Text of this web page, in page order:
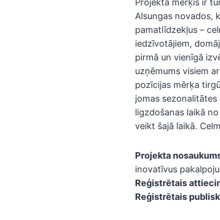
Projekta mērķis ir
Alsungas novados,
pamatlīdzekļus –
iedzīvotājiem,
pirmā un vienīgā
uzņēmums visiem
pozīcijas mērķa
jomas
ligzdošanas laikā
veikt šajā laikā.
Projekta
inovatīvus
Reģistrētais
Reģistrētais